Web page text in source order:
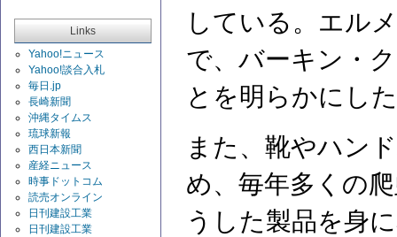
Links
Yahoo!ニュース
Yahoo!談合入札
毎日.jp
長崎新聞
沖縄タイムス
琉球新報
西日本新聞
産経ニュース
時事ドットコム
読売オンライン
日刊建設工業
日刊建設工業
している。エル
で、バーキン・
とを明らかにし
また、靴やハン
め、毎年多くの
うした製品を身